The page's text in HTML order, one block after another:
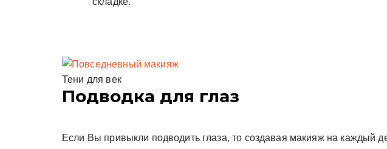
Тени для век
Подводка для глаз
Если Вы привыкли подводить глаза, то создавая макияж на каждый